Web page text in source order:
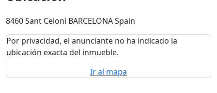
8460 Sant Celoni BARCELONA Spain
Por privacidad, el anunciante no ha indicado la
ubicación exacta del inmueble.
Ir al mapa